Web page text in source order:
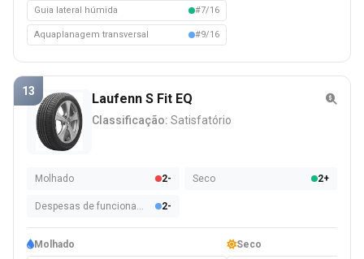
Guia lateral húmida #7/16
Aquaplanagem transversal #9/16
13 Laufenn S Fit EQ
Classificação: Satisfatório
Molhado 2- Seco 2+
Despesas de funcionamento 2-
Molhado Seco